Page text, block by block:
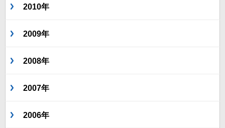
2010年
2009年
2008年
2007年
2006年